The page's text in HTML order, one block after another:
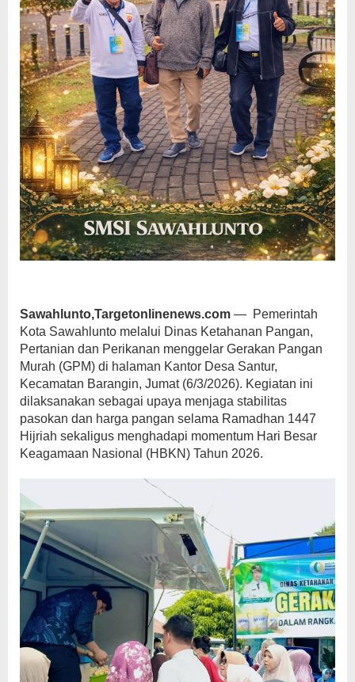
Sawahlunto,Targetonlinenews.com — Pemerintah
Kota Sawahlunto melalui Dinas Ketahanan Pangan,
Pertanian dan Perikanan menggelar Gerakan Pangan
Murah (GPM) di halaman Kantor Desa Santur,
Kecamatan Barangin, Jumat (6/3/2026). Kegiatan ini
dilaksanakan sebagai upaya menjaga stabilitas
pasokan dan harga pangan selama Ramadhan 1447
Hijriah sekaligus menghadapi momentum Hari Besar
Keagamaan Nasional (HBKN) Tahun 2026.